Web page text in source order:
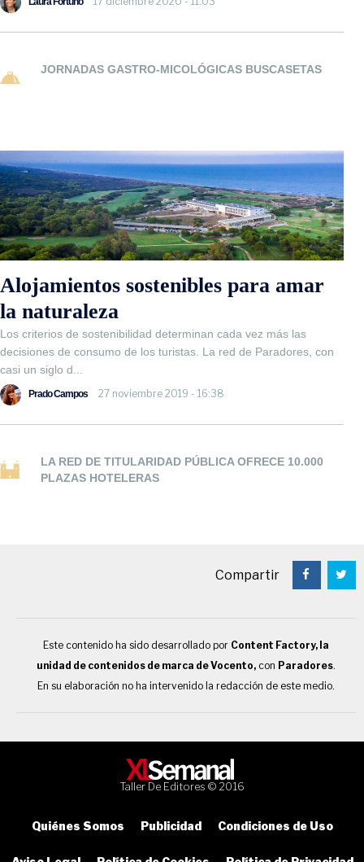
Alojamientos sostenibles para amar
la naturaleza
Los criterios de sostenibilidad determinan cada vez más las
decisiones de consumo de los turistas. La red de Paradores, con
casi un siglo d...
Prado Campos 27 noviembre 2019 - 16:38
Compartir
Este contenido ha sido desarrollado por Content Factory, la
unidad de contenidos de marca de Vocento, con Paradores.
En su elaboración no ha intervenido la redacción de este medio.
Taller De Editores © 2016
Quiénes Somos Publicidad Condiciones de Uso